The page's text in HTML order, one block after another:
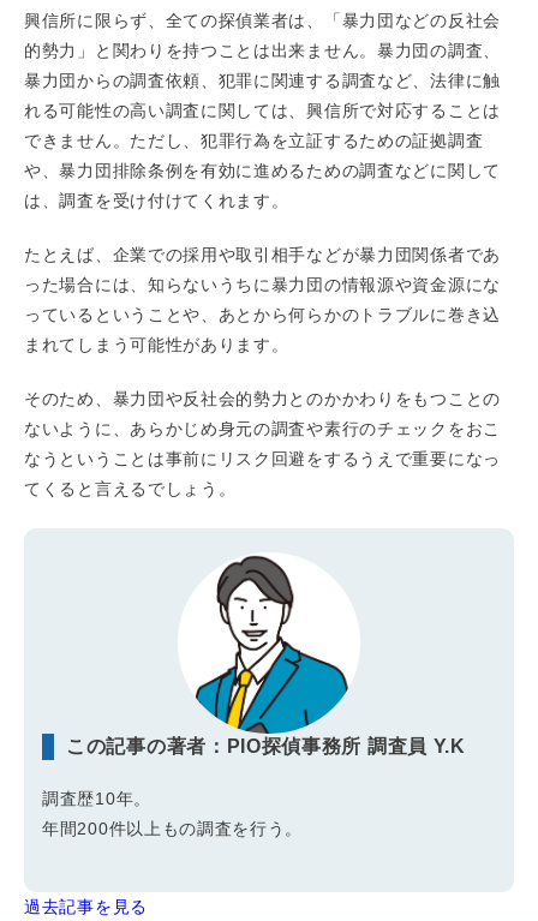
興信所に限らず、全ての探偵業者は、「暴力団などの反社会
的勢力」と関わりを持つことは出来ません。暴力団の調査、
暴力団からの調査依頼、犯罪に関連する調査など、法律に触
れる可能性の高い調査に関しては、興信所で対応することは
できません。ただし、犯罪行為を立証するための証拠調査
や、暴力団排除条例を有効に進めるための調査などに関して
は、調査を受け付けてくれます。
たとえば、企業での採用や取引相手などが暴力団関係者であ
った場合には、知らないうちに暴力団の情報源や資金源にな
っているということや、あとから何らかのトラブルに巻き込
まれてしまう可能性があります。
そのため、暴力団や反社会的勢力とのかかわりをもつことの
ないように、あらかじめ身元の調査や素行のチェックをおこ
なうということは事前にリスク回避をするうえで重要になっ
てくると言えるでしょう。
この記事の著者：PIO探偵事務所 調査員 Y.K
調査歴10年。
年間200件以上もの調査を行う。
過去記事を見る